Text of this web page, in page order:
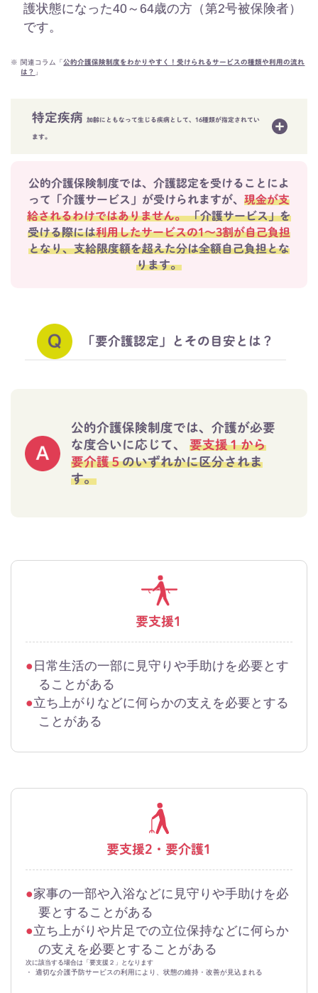
護状態になった40～64歳の方（第2号被保険者）
です。
※ 関連コラム「公的介護保険制度をわかりやすく！受けられるサービスの種類や利用の流れ
は？ 」
特定疾病加齢にともなって生じる疾病として、16種類が指定されてい
ます。
公的介護保険制度では、介護認定を受けることによ
って「介護サービス」が受けられますが、現金が支
給されるわけではありません。 「介護サービス」を
受ける際には利用したサービスの1～3割が自己負担
となり、支給限度額を超えた分は全額自己負担とな
ります。
「要介護認定」とその目安とは？
公的介護保険制度では、介護が必要
な度合いに応じて、要支援１から
要介護５のいずれかに区分されま
す。
要支援1
日常生活の一部に見守りや手助けを必要とす
ることがある
立ち上がりなどに何らかの支えを必要とする
ことがある
要支援2・要介護1
家事の一部や入浴などに見守りや手助けを必
要とすることがある
立ち上がりや片足での立位保持などに何らか
の支えを必要とすることがある
次に該当する場合は「要支援２」となります
・ 適切な介護予防サービスの利用により、状態の維持・改善が見込まれる